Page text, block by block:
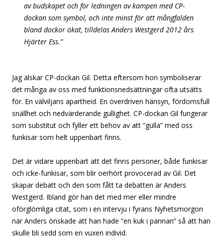
av budskapet och för ledningen av kampen med CP-
dockan som symbol, och inte minst för att mångfalden
bland dockor ökat, tilldelas Anders Westgerd 2012 års
Hjärter Ess.”
Jag älskar CP-dockan Gil. Detta eftersom hon symboliserar
det många av oss med funktionsnedsättningar ofta utsätts
för. En välviljans apartheid. En överdriven hänsyn, fördomsfull
snällhet och nedvärderande gullighet. CP-dockan Gil fungerar
som substitut och fyller ett behov av att ”gulla” med oss
funkisar som helt uppenbart finns.
Det är vidare uppenbart att det finns personer, både funkisar
och icke-funkisar, som blir oerhört provocerad av Gil. Det
skapar debatt och den som fått ta debatten är Anders
Westgerd. Ibland gör han det med mer eller mindre
oförglömliga citat, som i en intervju i fyrans Nyhetsmorgon
när Anders önskade att han hade ”en kuk i pannan” så att han
skulle bli sedd som en vuxen individ.